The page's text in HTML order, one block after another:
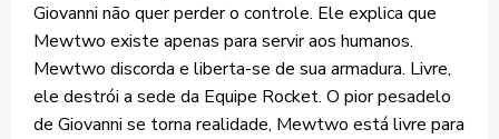
Giovanni não quer perder o controle. Ele explica que
Mewtwo existe apenas para servir aos humanos.
Mewtwo discorda e liberta-se de sua armadura. Livre,
ele destrói a sede da Equipe Rocket. O pior pesadelo
de Giovanni se torna realidade, Mewtwo está livre para